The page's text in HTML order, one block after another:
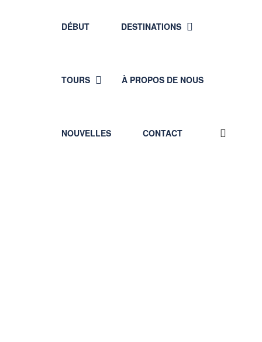
DÉBUT DESTINATIONS
TOURS À PROPOS DE NOUS
NOUVELLES CONTACT